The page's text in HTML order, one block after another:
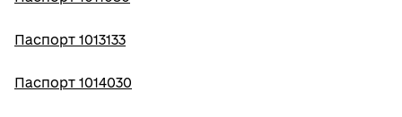
Паспорт 1013133
Паспорт 1014030